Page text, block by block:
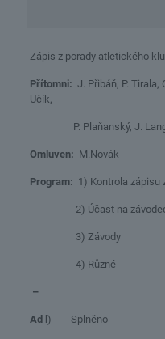
Zápis z porady atletického
Přítomni: J. Přibáň, P. Tirala,
Učík,
P. Plaňanský, J.
Omluven: M.Novák
Program: 1) Kontrola zápisu
2) Účast na
3) Závody
4) Různé
–
Ad l) Splněno